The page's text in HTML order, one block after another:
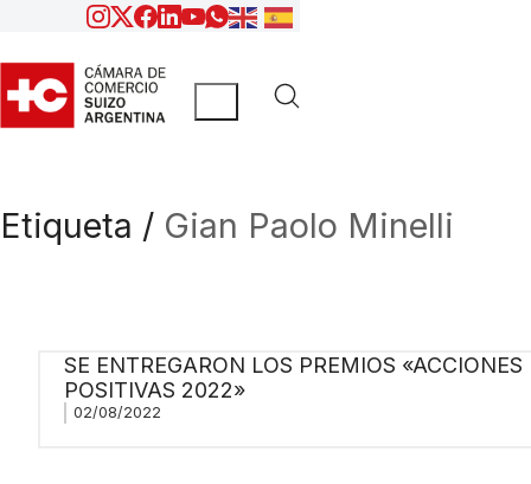
Etiqueta / Gian Paolo Minelli
SE ENTREGARON LOS PREMIOS «ACCIONES
POSITIVAS 2022»
02/08/2022